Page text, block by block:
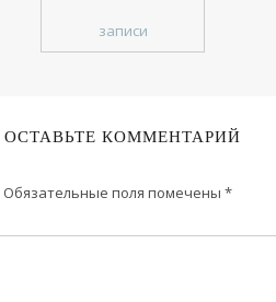
записи
ОСТАВЬТЕ КОММЕНТАРИЙ
Обязательные поля помечены *